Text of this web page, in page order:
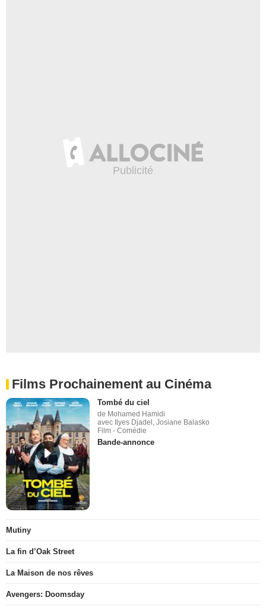
Films Prochainement au Cinéma
Tombé du ciel
de Mohamed Hamidi
avec Ilyes Djadel, Josiane Balasko
Film - Comédie
Bande-annonce
Mutiny
La fin d’Oak Street
La Maison de nos rêves
Avengers: Doomsday